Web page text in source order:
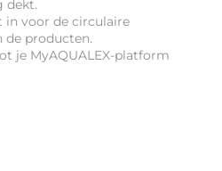
dekt.
in voor de circulaire
de producten.
je MyAQUALEX-platform